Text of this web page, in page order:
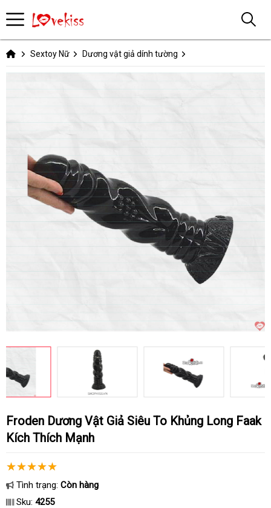
Sextoy Nữ Dương vật giả dính tường
Froden Dương Vật Giả Siêu To Khủng Long Faak
Kích Thích Mạnh
Tình trạng: Còn hàng
Sku: 4255